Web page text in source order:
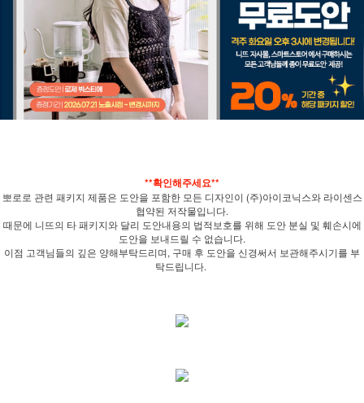
**확인해주세요**
뽀로로 관련 패키지 제품은 도안을 포함한 모든 디자인이 (주)아이코닉스와 라이센스
협약된 저작물입니다.
때문에 니뜨의 타 패키지와 달리 도안내용의 법적보호를 위해 도안 분실 및 훼손시에
도안을 보내드릴 수 없습니다.
이점 고객님들의 깊은 양해부탁드리며, 구매 후 도안을 신경써서 보관해주시기를 부
탁드립니다.